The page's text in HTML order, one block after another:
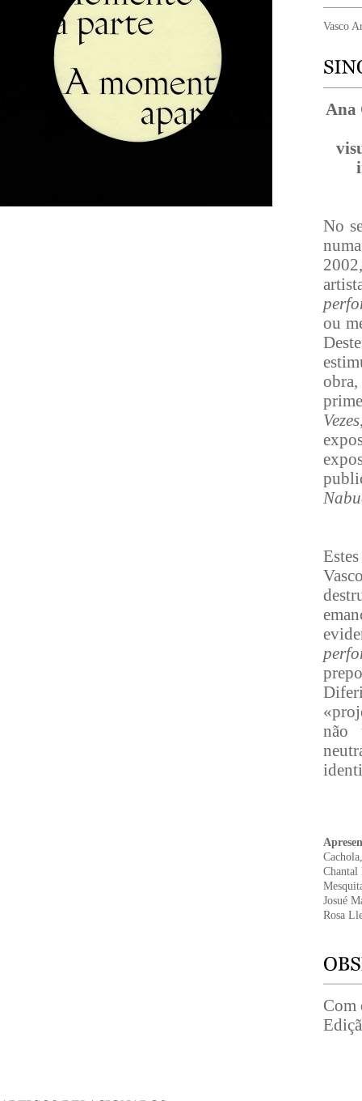
Vasco
Ana
No
ou
Vezes
não
Cachola
Chantal
Josué
Rosa
Com